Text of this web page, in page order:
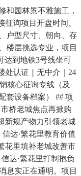
园林景不雅施工，
询项目开盘时间、
户型尺寸、朝向、存
楼层挑选专业，项目
达到地铁3号线坐可
处认证｜无中介｜24
核心征询专线（及
套设备档案） ## 项
桥老城焦点再掀购
新规产物力引领老城
达·繁花里教育价值
花里填补老城改善市
达·繁花里打制抱负
息实正在通明。项目